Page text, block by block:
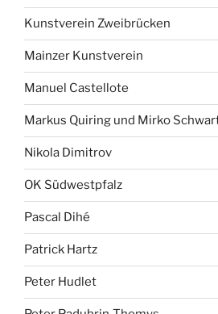
Kunstverein Zweibrücken
Mainzer Kunstverein
Manuel Castellote
Markus Quiring und Mirko
Nikola Dimitrov
OK Südwestpfalz
Pascal Dihé
Patrick Hartz
Peter Hudlet